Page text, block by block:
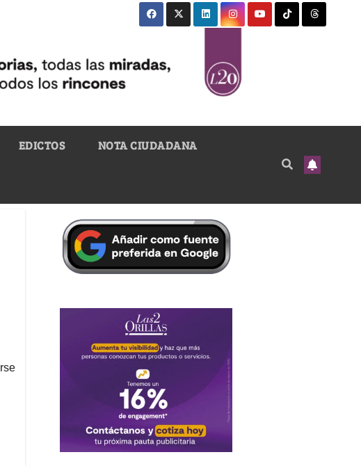
EDICTOS NOTA CIUDADANA